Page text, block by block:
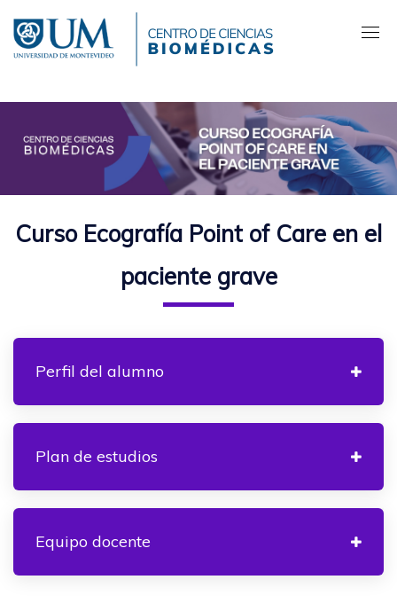
contenido
principal
Curso Ecografía Point of Care en el
paciente grave
Perfil del alumno
Plan de estudios
Equipo docente